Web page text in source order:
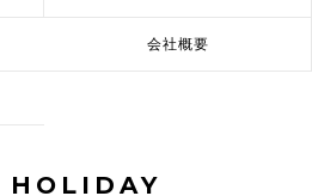
会社概要
HOLIDAY